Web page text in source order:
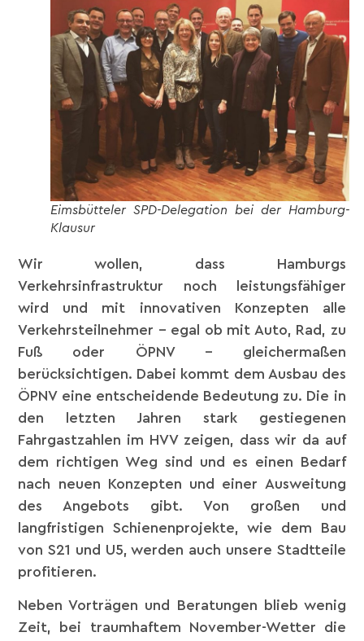
Eimsbütteler SPD-Delegation bei der Hamburg-
Klausur
Wir wollen, dass Hamburgs
Verkehrsinfrastruktur noch leistungsfähiger
wird und mit innovativen Konzepten alle
Verkehrsteilnehmer – egal ob mit Auto, Rad, zu
Fuß oder ÖPNV – gleichermaßen
berücksichtigen. Dabei kommt dem Ausbau des
ÖPNV eine entscheidende Bedeutung zu. Die in
den letzten Jahren stark gestiegenen
Fahrgastzahlen im HVV zeigen, dass wir da auf
dem richtigen Weg sind und es einen Bedarf
nach neuen Konzepten und einer Ausweitung
des Angebots gibt. Von großen und
langfristigen Schienenprojekte, wie dem Bau
von S21 und U5, werden auch unsere Stadtteile
profitieren.
Neben Vorträgen und Beratungen blieb wenig
Zeit, bei traumhaftem November-Wetter die